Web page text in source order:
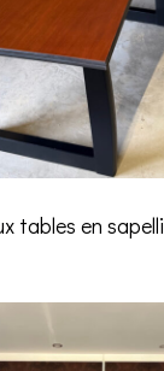
tables en sapelli